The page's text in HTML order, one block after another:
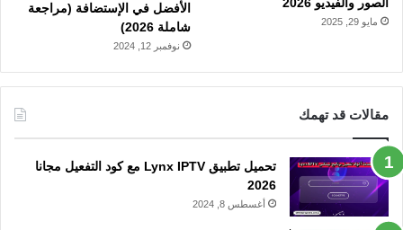
مايو 29, 2025
الأفضل في الإستضافة (مراجعة
شاملة 2026)
نوفمبر 12, 2024
مقالات قد تهمك
تحميل تطبيق Lynx IPTV مع كود التفعيل مجانا
2026
أغسطس 8, 2024